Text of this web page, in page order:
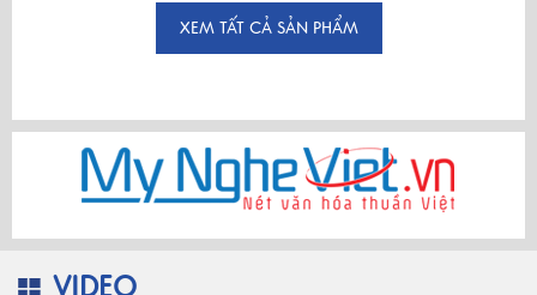
XEM TẤT CẢ SẢN PHẨM
VIDEO